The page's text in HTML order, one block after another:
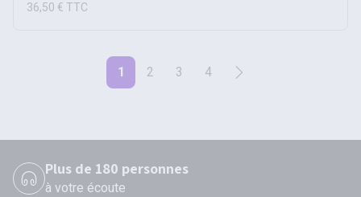
36,50 € TTC
1 2 3 4
Plus de 180 personnes
à votre écoute